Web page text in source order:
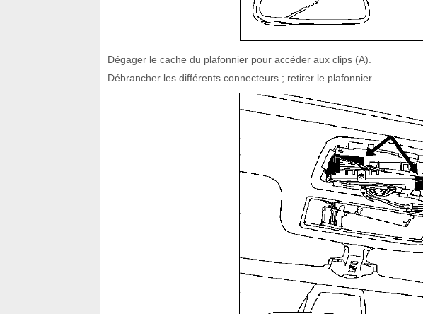
Dégager le cache du plafonnier pour accéder aux clips (A).
Débrancher les différents connecteurs ; retirer le plafonnier.